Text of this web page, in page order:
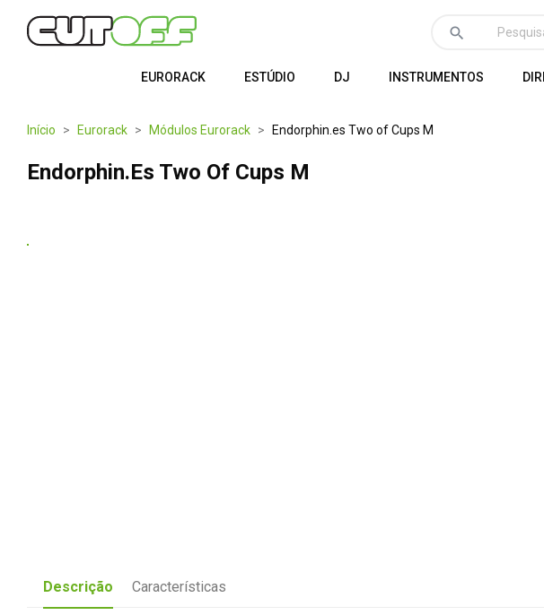
search
EURORACK ESTÚDIO DJ INSTRUMENTOS
Início Eurorack Módulos Eurorack Endorphin.es Two of Cups M
Endorphin.es Two Of Cups M
Descrição Características